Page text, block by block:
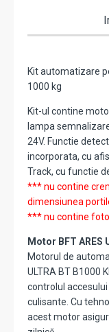
Kit automatizare
1000 kg
Kit-ul contine
lampa
24V. Functie
incorporata, cu
Track, cu functie
*** nu contine
dimensiunea
*** nu contine
Motor BFT ARES
Motorul de
ULTRA BT B1000
controlul
culisante. Cu
acest motor